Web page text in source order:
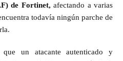
de Fortinet, afectando a varias
todavía ningún parche de
que un atacante autenticado y